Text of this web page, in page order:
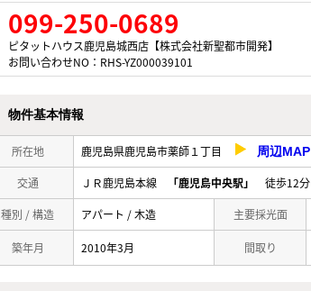
099-250-0689
ピタットハウス鹿児島城西店【株式会社新聖都市開発】
お問い合わせNO：RHS-YZ000039101
物件基本情報
所在地 鹿児島県鹿児島市薬師１丁目 周辺MAP
交通 ＪＲ鹿児島本線 「鹿児島中央駅」 徒歩12分
種別 / 構造 アパート / 木造 主要採光面
築年月 2010年3月 間取り